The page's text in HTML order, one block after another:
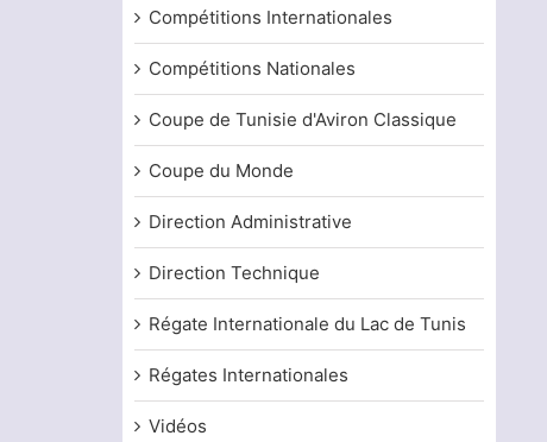
Compétitions Internationales
Compétitions Nationales
Coupe de Tunisie d'Aviron Classique
Coupe du Monde
Direction Administrative
Direction Technique
Régate Internationale du Lac de Tunis
Régates Internationales
Vidéos